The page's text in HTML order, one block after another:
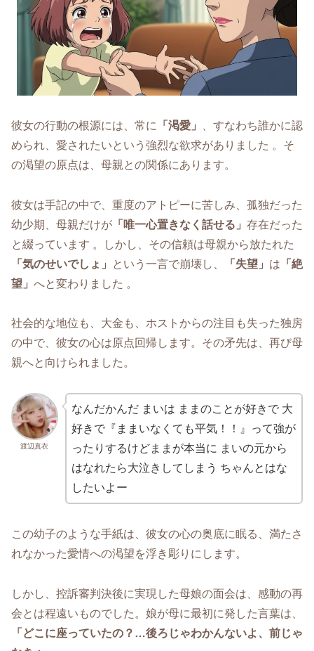
彼女の行動の根源には、常に 「渇愛」
、すなわち誰かに認
められ、愛されたいという強烈な欲求がありました 。そ
の渇望の原点は、母親との関係にあります。
彼女は手記の中で、重度のアトピーに苦しみ、孤独だった
幼少期、母親だけが 「唯一心置きなく話せる」 存在だった
と綴っています 。しかし、その信頼は母親から放たれた
「気のせいでしょ」
という一言で崩壊し、 「失望」 は 「絶
望」 へと変わりました 。
社会的な地位も、大金も、ホストからの注目も失った独房
の中で、彼女の心は原点回帰します。その矛先は、再び母
親へと向けられました。
渡辺真衣
なんだかんだ まいは ままのことが好きで 大
好きで『ままいなくても平気！！』って強が
ったりするけどままが本当に まいの元から
はなれたら大泣きしてしまう ちゃんとはな
したいよー
この幼子のような手紙は、彼女の心の奥底に眠る、満たさ
れなかった愛情への渇望を浮き彫りにします。
しかし、控訴審判決後に実現した母娘の面会は、感動の再
会とは程遠いものでした。娘が母に最初に発した言葉は、
「どこに座っていたの？…後ろじゃわかんないよ、前じゃ